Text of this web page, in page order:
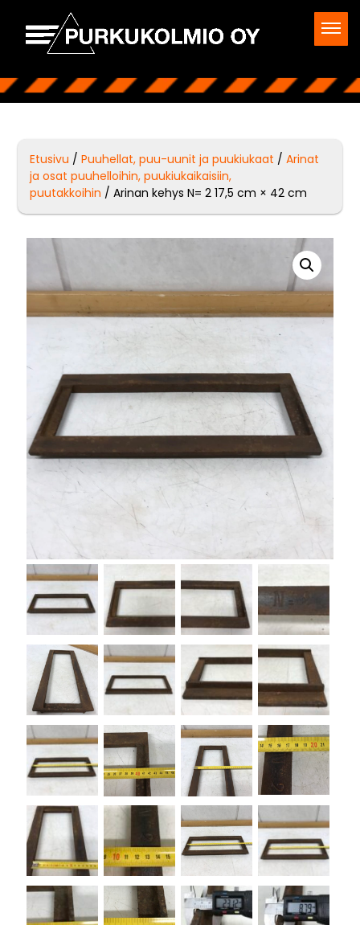
Etusivu /Puuhellat, puu-uunit ja puukiukaat /Arinat
ja osat puuhelloihin, puukiukaikaisiin,
puutakkoihin / Arinan kehys N= 2 17,5 cm × 42 cm